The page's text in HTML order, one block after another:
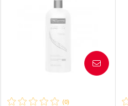
Laboratório
Por Menos
(0)
AVISE-ME